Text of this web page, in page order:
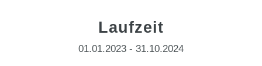
Laufzeit
01.01.2023 - 31.10.2024